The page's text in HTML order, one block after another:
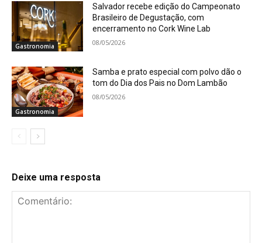
Gastronomia
Salvador recebe edição do Campeonato
Brasileiro de Degustação, com
encerramento no Cork Wine Lab
08/05/2026
Gastronomia
Samba e prato especial com polvo dão o
tom do Dia dos Pais no Dom Lambão
08/05/2026
Deixe uma resposta